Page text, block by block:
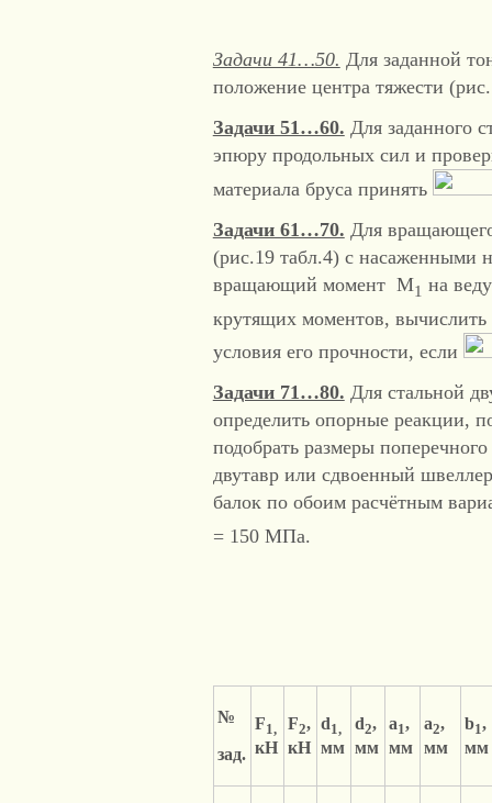
Задачи 41…50. Для заданной
положение центра тяжести
Задачи 51…60. Для заданного
эпюру продольных сил и
материала бруса принять
Задачи 61…70. Для
(рис.19 табл.4) с насаженными
вращающий момент М1 на
крутящих моментов, вычислить
условия его прочности, если
Задачи 71…80. Для стальной
определить опорные реакции,
подобрать размеры
двутавр или сдвоенный
балок по обоим расчётным
= 150 МПа.
№
зад.
F1,
кН
F2,
кН
d1,
мм
d2,
мм
a1,
мм
a2,
мм
b1,
мм